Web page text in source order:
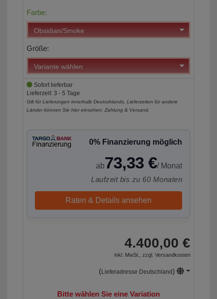
Farbe:
Größe:
Sofort lieferbar
Lieferzeit: 3 - 5 Tage
Gilt für Lieferungen innerhalb Deutschlands, Lieferzeiten für andere
Länder können Sie hier einsehen: Zahlung & Versand
0% Finanzierung möglich
ab73,33 €/ Monat
Laufzeit bis zu 60 Monaten
Raten & Details ansehen
4.400,00 €
inkl. MwSt., zzgl. Versandkosten
(Lieferadresse Deutschland)
Bitte wählen Sie eine Variation